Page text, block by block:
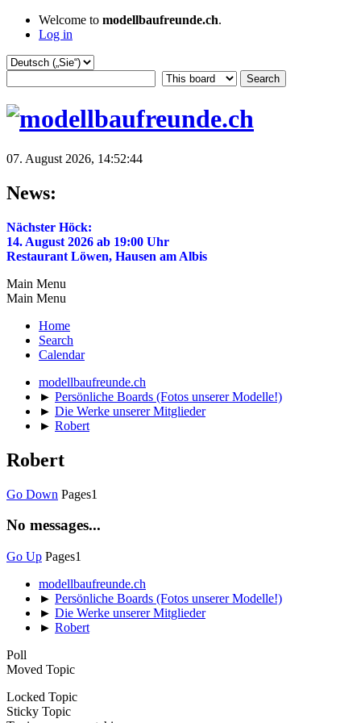
Welcome to modellbaufreunde.ch.
Log in
07. August 2026, 14:52:44
News:
Nächster Höck:
14. August 2026 ab 19:00 Uhr
Restaurant Löwen, Hausen am Albis
Main Menu
Main Menu
Home
Search
Calendar
modellbaufreunde.ch
► Persönliche Boards (Fotos unserer Modelle!)
► Die Werke unserer Mitglieder
► Robert
Robert
Go Down Pages1
No messages...
Go Up Pages1
modellbaufreunde.ch
► Persönliche Boards (Fotos unserer Modelle!)
► Die Werke unserer Mitglieder
► Robert
Poll
Moved Topic
Locked Topic
Sticky Topic